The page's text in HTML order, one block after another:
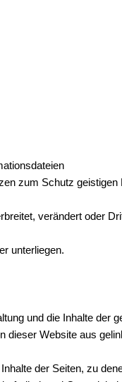
zum Schutz geistigen
verändert oder
unterliegen.
und die Inhalte der
dieser Website aus
der Seiten, zu